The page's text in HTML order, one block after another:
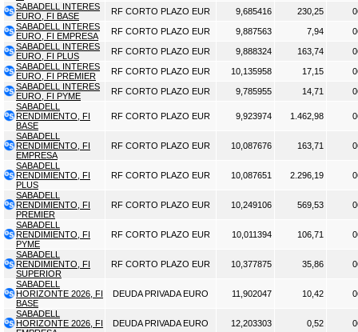
SABADELL INTERES
EURO, FI BASE
RF CORTO PLAZO EUR 9,685416 230,25
SABADELL INTERES
EURO, FI EMPRESA
RF CORTO PLAZO EUR 9,887563 7,94
SABADELL INTERES
EURO, FI PLUS
RF CORTO PLAZO EUR 9,888324 163,74
SABADELL INTERES
EURO, FI PREMIER
RF CORTO PLAZO EUR 10,135958 17,15
SABADELL INTERES
EURO, FI PYME
RF CORTO PLAZO EUR 9,785955 14,71
SABADELL
RENDIMIENTO, FI
BASE
RF CORTO PLAZO EUR 9,923974 1.462,98
SABADELL
RENDIMIENTO, FI
EMPRESA
RF CORTO PLAZO EUR 10,087676 163,71
SABADELL
RENDIMIENTO, FI
PLUS
RF CORTO PLAZO EUR 10,087651 2.296,19
SABADELL
RENDIMIENTO, FI
PREMIER
RF CORTO PLAZO EUR 10,249106 569,53
SABADELL
RENDIMIENTO, FI
PYME
RF CORTO PLAZO EUR 10,011394 106,71
SABADELL
RENDIMIENTO, FI
SUPERIOR
RF CORTO PLAZO EUR 10,377875 35,86
SABADELL
HORIZONTE 2026, FI
BASE
DEUDA PRIVADA EURO 11,902047 10,42
SABADELL
HORIZONTE 2026, FI
DEUDA PRIVADA EURO 12,203303 0,52